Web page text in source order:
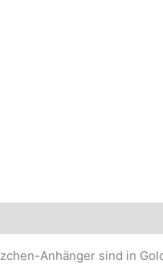
Anhänger sind in